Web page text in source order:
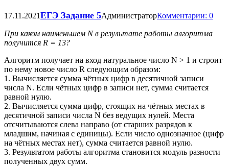
17.11.2021ЕГЭ Задание 5АдминистраторКомментарии: 0
При каком наименьшем N в результате работы алгоритма
получится R = 13?
Алгоритм получает на вход натуральное число N > 1 и строит
по нему новое число R следующим образом:
1. Вычисляется сумма чётных цифр в десятичной записи
числа N. Если чётных цифр в записи нет, сумма считается
равной нулю.
2. Вычисляется сумма цифр, стоящих на чётных местах в
десятичной записи числа N без ведущих нулей. Места
отсчитываются слева направо (от старших разрядов к
младшим, начиная с единицы). Если число однозначное (цифр
на чётных местах нет), сумма считается равной нулю.
3. Результатом работы алгоритма становится модуль разности
полученных двух сумм.